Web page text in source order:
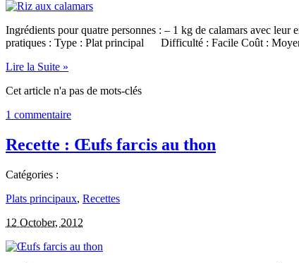
Ingrédients pour quatre personnes : – 1 kg de calamars avec
pratiques : Type : Plat principal Difficulté : Facile
Lire la Suite »
Cet article n'a pas de mots-clés
1 commentaire
Recette : Œufs farcis au thon
Catégories :
Plats principaux, Recettes
12 October, 2012